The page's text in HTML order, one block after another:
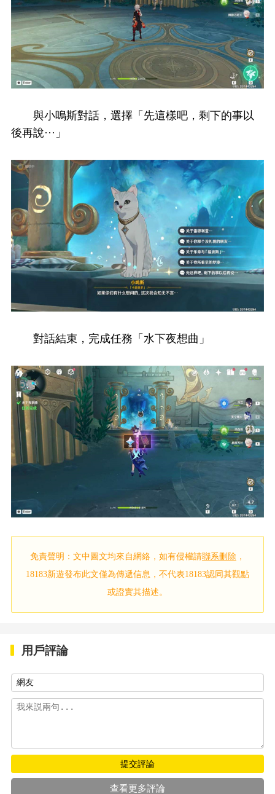
與小嗚斯對話，選擇「先這樣吧，剩下的事以
後再說···」
對話結束，完成任務「水下夜想曲」
免責聲明：文中圖文均來自網絡，如有侵權請聯系刪除 ，
18183新遊發布此文僅為傳遞信息，不代表18183認同其觀點
或證實其描述。
用戶評論
提交評論
查看更多評論